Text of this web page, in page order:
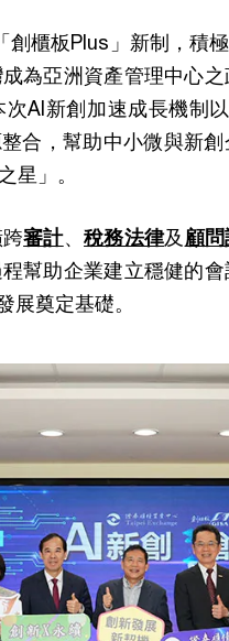
櫃板Plus」新制，積
為亞洲資產管理中心
AI新創加速成長機制
合，幫助中小微與新
星」。
審計、稅務法律及 顧
幫助企業建立穩健的
展奠定基礎。